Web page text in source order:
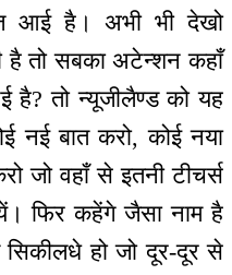
आई है। अभी भी देखो
है तो सबका अटेन्शन कहाँ
है? तो न्यूजीलैण्ड को यह
नई बात करो, कोई नया
जो वहाँ से इतनी टीचर्स
फिर कहेंगे जैसा नाम है
हो जो दूर-दूर से